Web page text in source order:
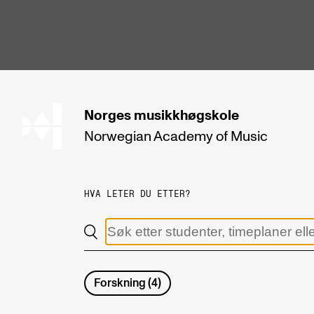
Norges musikkhøgskole
Norwegian Academy of Music
STUDIER
Master
Årsstudium og videreutdanning
HVA LETER DU ETTER?
Forskning (4)